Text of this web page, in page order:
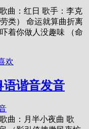
歌曲：红日 歌手：李克
类） 命运就算曲折离
着你做人没趣味 （命
欢
语谐音发音
歌曲：月半小夜曲 歌